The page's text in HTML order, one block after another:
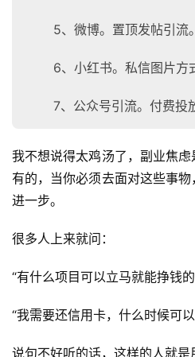
5、微博。置顶发帖引流。
6、小红书。私信图片方
7、公众号引流。付费投
我不想说得太鸡汤了，副业焦
有的，当你必须去面对这些事
进一步。
很多人上来就问：
“有什么项目可以立马就能挣钱
“我需要还信用卡，什么时候可
说句不好听的话，这样的人就是